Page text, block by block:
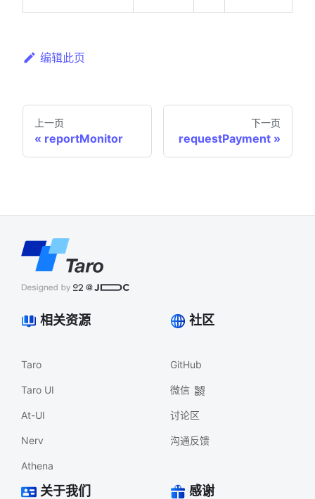
编辑此页
上一页
reportMonitor
下一页
requestPayment
相关资源
Taro
Taro UI
At-UI
Nerv
Athena
社区
GitHub
微信
讨论区
沟通反馈
关于我们 感谢